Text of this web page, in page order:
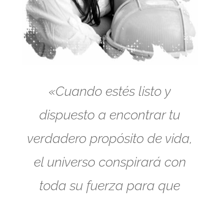
«Cuando estés listo y
dispuesto a encontrar tu
verdadero propósito de vida,
el universo conspirará con
toda su fuerza para que